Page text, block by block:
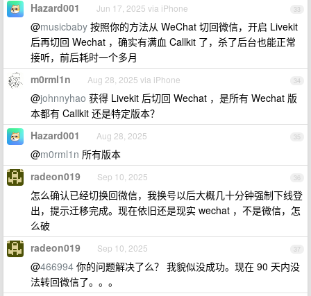
33
Hazard001 Jun 17, 2025 via iPhone
@musicbaby 按照你的方法从 WeChat 切回微信，开启 Livekit
后再切回 Wechat ，确实有满血 Callkit 了，杀了后台也能正常
接听，前后耗时一个多月
34
m0rml1n Aug 28, 2025 via iPhone
@johnnyhao 获得 Livekit 后切回 Wechat ，是所有 Wechat 版
本都有 Callkit 还是特定版本？
35
Hazard001 Aug 28, 2025
@m0rml1n 所有版本
36
radeon019 Sep 10, 2025
怎么确认已经切换回微信，我换号以后大概几十分钟强制下线登
出，提示迁移完成。现在依旧还是现实 wechat ，不是微信，怎
么破
37
radeon019 Sep 10, 2025
@466994 你的问题解决了么？ 我貌似没成功。现在 90 天内没
法转回微信了。。。